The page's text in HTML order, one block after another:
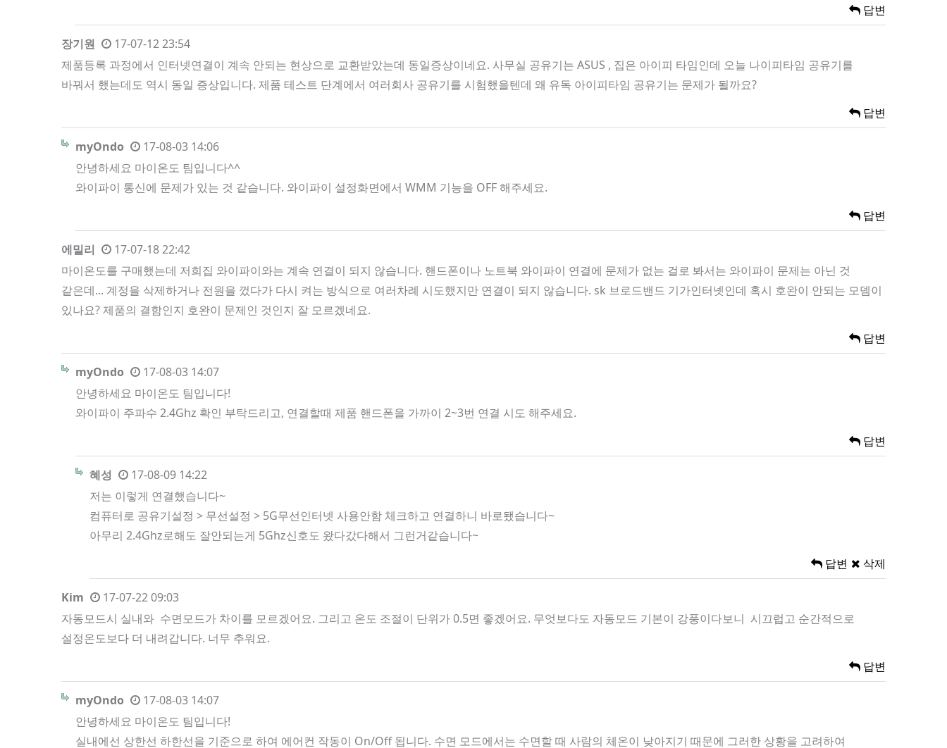
답변
장기원
17-07-12 23:54
제품등록 과정에서 인터넷연결이 계속 안되는 현상으로 교환받았는데 동일증상이네요. 사무실 공유기는 ASUS , 집은 아이피 타임인데 오늘 나이피타임 공유기를
바꿔서 했는데도 역시 동일 증상입니다. 제품 테스트 단계에서 여러회사 공유기를 시험했을텐데 왜 유독 아이피타임 공유기는 문제가 될까요?
답변
myOndo
17-08-03 14:06
안녕하세요 마이온도 팀입니다^^
와이파이 통신에 문제가 있는 것 같습니다. 와이파이 설정화면에서 WMM 기능을 OFF 해주세요.
답변
에밀리
17-07-18 22:42
마이온도를 구매했는데 저희집 와이파이와는 계속 연결이 되지 않습니다. 핸드폰이나 노트북 와이파이 연결에 문제가 없는 걸로 봐서는 와이파이 문제는 아닌 것
같은데... 계정을 삭제하거나 전원을 껐다가 다시 켜는 방식으로 여러차례 시도했지만 연결이 되지 않습니다. sk 브로드밴드 기가인터넷인데 혹시 호완이 안되는 모뎀이
있나요? 제품의 결함인지 호완이 문제인 것인지 잘 모르겠네요.
답변
myOndo
17-08-03 14:07
안녕하세요 마이온도 팀입니다!
와이파이 주파수 2.4Ghz 확인 부탁드리고, 연결할때 제품 핸드폰을 가까이 2~3번 연결 시도 해주세요.
답변
혜성
17-08-09 14:22
저는 이렇게 연결했습니다~
컴퓨터로 공유기설정 > 무선설정 > 5G무선인터넷 사용안함 체크하고 연결하니 바로됐습니다~
아무리 2.4Ghz로해도 잘안되는게 5Ghz신호도 왔다갔다해서 그런거같습니다~
답변
삭제
Kim
17-07-22 09:03
자동모드시 실내와 수면모드가 차이를 모르겠어요. 그리고 온도 조절이 단위가 0.5면 좋겠어요. 무엇보다도 자동모드 기본이 강풍이다보니 시끄럽고 순간적으로
설정온도보다 더 내려갑니다. 너무 추워요.
답변
myOndo
17-08-03 14:07
안녕하세요 마이온도 팀입니다!
실내에선 상한선 하한선을 기준으로 하여 에어컨 작동이 On/Off 됩니다. 수면 모드에서는 수면할 때 사람의 체온이 낮아지기 때문에 그러한 상황을 고려하여